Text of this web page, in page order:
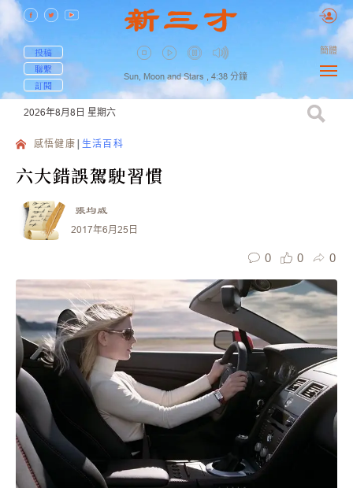
投稿
聯繫
訂閱
Sun, Moon and Stars , 4:38 分鐘
簡體
2026年8月8日 星期六
感悟健康 生活百科
六大錯誤駕駛習慣
張均威
2017年6月25日
0 0 0